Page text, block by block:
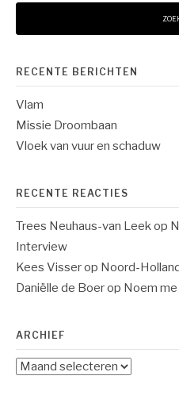
RECENTE BERICHTEN
Vlam
Missie Droombaan
Vloek van vuur en schaduw
RECENTE REACTIES
Trees Neuhaus-van Leek op
Interview
Kees Visserop Noord-
Daniëlle de Boerop Noem me
ARCHIEF
Archief